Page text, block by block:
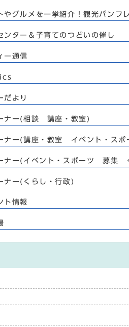
やグルメを一挙紹介！観光パンフ
ンター＆子育てのつどいの催し
ー通信
だより
ナー(相談 講座・教室)
ナー(講座・教室 イベント・スポ
ナー(イベント・スポーツ 募集
ナー(くらし・行政)
ト情報